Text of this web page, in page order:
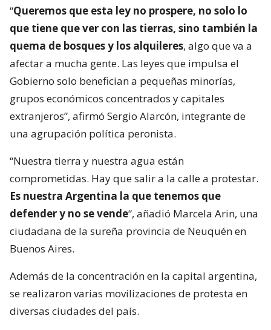
“Queremos que esta ley no prospere, no solo lo
que tiene que ver con las tierras, sino también la
quema de bosques y los alquileres, algo que va a
afectar a mucha gente. Las leyes que impulsa el
Gobierno solo benefician a pequeñas minorías,
grupos económicos concentrados y capitales
extranjeros”, afirmó Sergio Alarcón, integrante de
una agrupación política peronista.
“Nuestra tierra y nuestra agua están
comprometidas. Hay que salir a la calle a protestar.
Es nuestra Argentina la que tenemos que
defender y no se vende“, añadió Marcela Arin, una
ciudadana de la sureña provincia de Neuquén en
Buenos Aires.
Además de la concentración en la capital argentina,
se realizaron varias movilizaciones de protesta en
diversas ciudades del país.